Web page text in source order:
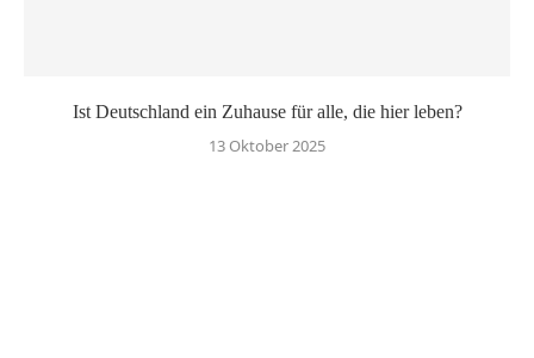
Ist Deutschland ein Zuhause für alle, die hier leben?
13 Oktober 2025